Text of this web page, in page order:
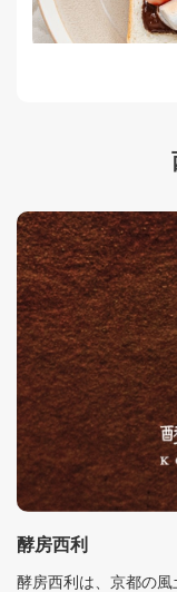
酵房西利
酵房西利は、京都の